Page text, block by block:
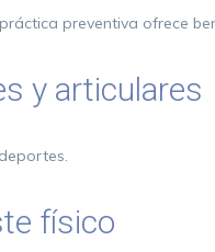
preventiva ofrece
y articulares
físico